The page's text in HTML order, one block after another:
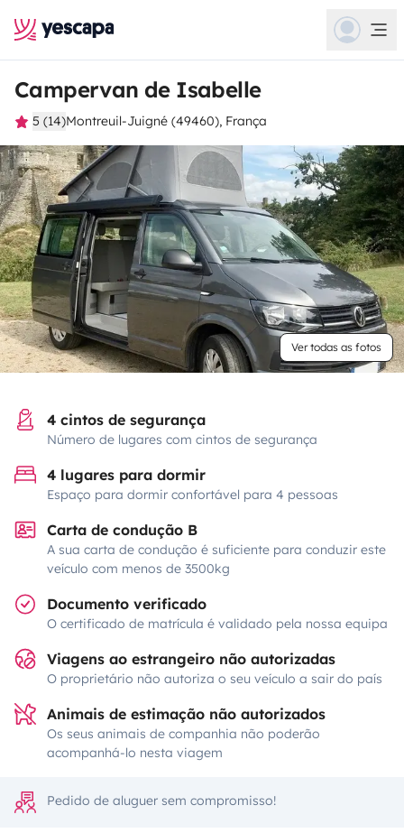
Campervan de Isabelle
5 (14)Montreuil-Juigné (49460), França
Ver todas as fotos
4 cintos de segurança
Número de lugares com cintos de segurança
4 lugares para dormir
Espaço para dormir confortável para 4 pessoas
Carta de condução B
A sua carta de condução é suficiente para conduzir este
veículo com menos de 3500kg
Documento verificado
O certificado de matrícula é validado pela nossa equipa
Viagens ao estrangeiro não autorizadas
O proprietário não autoriza o seu veículo a sair do país
Animais de estimação não autorizados
Os seus animais de companhia não poderão
acompanhá-lo nesta viagem
Pedido de aluguer sem compromisso!